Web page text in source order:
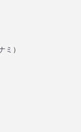
ミ ）